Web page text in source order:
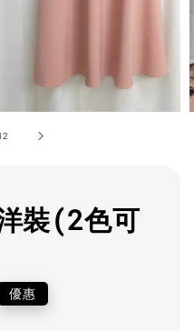
裝(2色可
優惠